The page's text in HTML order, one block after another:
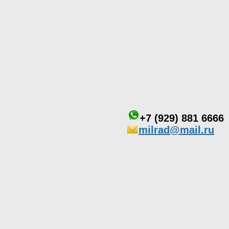
+7 (929) 881 6666
milrad@mail.ru